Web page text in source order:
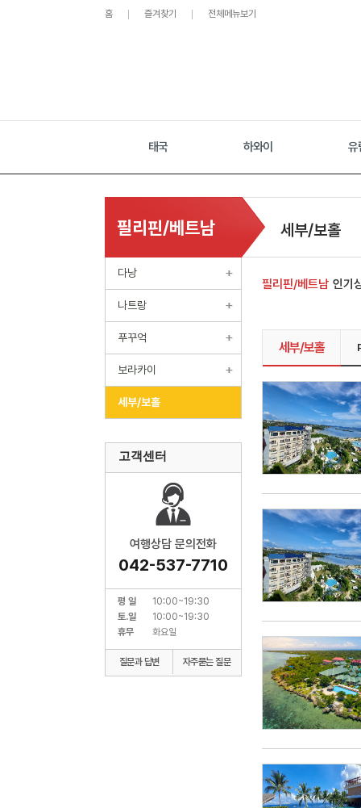
홈 즐겨찾기 전체메뉴보기
태국 하와이 유
필리핀/베트남
다낭
나트랑
푸꾸억
보라카이
세부/보홀
고객센터
여행상담 문의전화
042-537-7710
평 일
10:00~19:30
토.일
10:00~19:30
휴무
화요일
질문과 답변 자주묻는 질문
세부/보홀
필리핀/베트남 인기
세부/보홀